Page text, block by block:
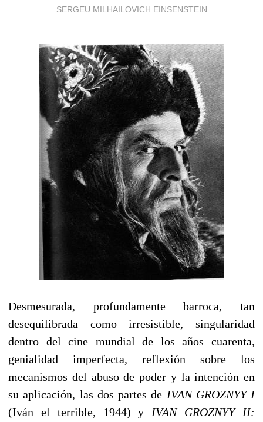
SERGEU MILHAILOVICH EINSENSTEIN
Desmesurada, profundamente barroca, tan
desequilibrada como irresistible, singularidad
dentro del cine mundial de los años cuarenta,
genialidad imperfecta, reflexión sobre los
mecanismos del abuso de poder y la intención en
su aplicación, las dos partes de IVAN GROZNYY I
(Iván el terrible, 1944) y IVAN GROZNYY II: